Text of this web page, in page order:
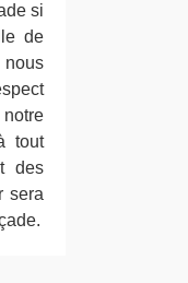
si
de
tout
des
sera